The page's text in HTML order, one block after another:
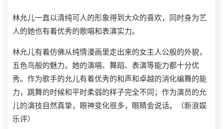
林允儿一直以清纯可人的形象得到大众的喜欢，同时身为艺
人的她也有着优秀的歌唱和表演实力。
林允儿有着仿佛从纯情漫画里走出来的女主人公般的外貌，
五色鸟般的魅力。她的演唱、舞蹈、表演等能力都十分优
秀。作为歌手的允儿有着优秀的和声和卓越的消化编舞的能
力，跳舞的时候和平时柔弱的样子完全不同；作为演员的允
儿的演技自然真挚，眼神变化很多，眼睛会说话。（新浪娱
乐评）